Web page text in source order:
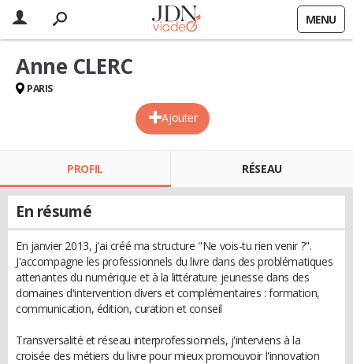
MENU
Ajouter
Anne CLERC
PARIS
PROFIL RÉSEAU
En résumé
En janvier 2013, j'ai créé ma structure "Ne vois-tu rien venir ?".
J'accompagne les professionnels du livre dans des problématiques
attenantes du numérique et à la littérature jeunesse dans des
domaines d'intervention divers et complémentaires : formation,
communication, édition, curation et conseil
Transversalité et réseau interprofessionnels, j'interviens à la
croisée des métiers du livre pour mieux promouvoir l'innovation